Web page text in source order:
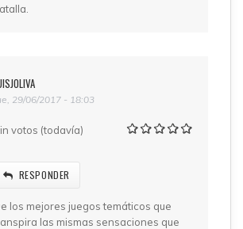
29/06/2017 - 18:03
votos (todavía)
RESPONDER
los mejores juegos temáticos que
las mismas sensaciones que